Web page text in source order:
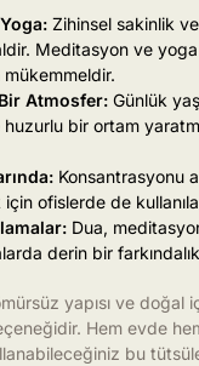
Zihinsel sakinlik
Meditasyon ve yoga
mükemmeldir.
Atmosfer: Günlük
bir ortam
Konsantrasyonu
ofislerde de
Dua,
derin bir
yapısı ve doğal
Hem evde
bu